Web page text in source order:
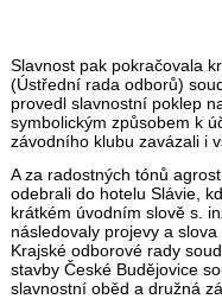
Slavnost pak pokračovala
(Ústřední rada odborů)
provedl slavnostní poklep
symbolickým způsobem k
závodního klubu zavázali i
A za radostných tónů
odebrali do hotelu Slávie,
krátkém úvodním slově s.
následovaly projevy a
Krajské odborové rady
stavby České Budějovice
slavnostní oběd a družná